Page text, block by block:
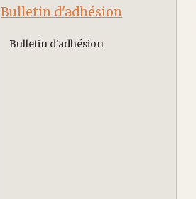
Bulletin d'adhésion
Bulletin d'adhésion